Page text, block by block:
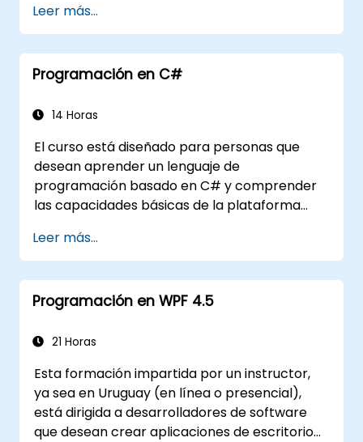
relacionados con la programación orientada
a objetos en C#. Al finalizar esta
capacitación, los participantes podrán: Estar
familiarizados con los recursos y
desarrollo, como Microsoft Visual Studio.
Leer más...
Programación en C#
14 Horas
El curso está diseñado para personas que
desean aprender un lenguaje de
programación basado en C# y comprender
las capacidades básicas de la plataforma
aprenderán cómo se integra en C#, cómo
configurar el entorno para escribir
programas básicos y cómo utilizar las
bibliotecas estándar.
Leer más...
Programación en WPF 4.5
21 Horas
Esta formación impartida por un instructor,
ya sea en Uruguay (en línea o presencial),
está dirigida a desarrolladores de software
que desean crear aplicaciones de escritorio